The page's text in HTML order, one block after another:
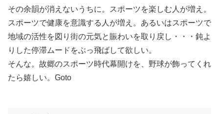
その余韻が消えないうちに。スポーツを楽しむ人が増え。
スポーツで健康を意識する人が増え。あるいはスポーツで
地域の活性を図り街の元気と賑わいを取り戻し・・・鈍よ
りした停滞ムードをぶっ飛ばして欲しい。
そんな。故郷のスポーツ時代幕開けを、野球が飾ってくれ
たら嬉しい。Goto